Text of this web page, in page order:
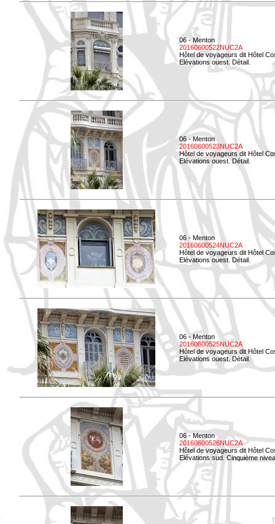
06 - Menton
20160600522NUC2A
Hôtel de voyageurs dit Hôtel
Elévations ouest. Détail.
06 - Menton
20160600523NUC2A
Hôtel de voyageurs dit Hôtel
Elévations ouest. Détail.
06 - Menton
20160600524NUC2A
Hôtel de voyageurs dit Hôtel
Elévations ouest. Détail.
06 - Menton
20160600525NUC2A
Hôtel de voyageurs dit Hôtel
Elévations ouest. Détail.
06 - Menton
20160600526NUC2A
Hôtel de voyageurs dit Hôtel
Elévations sud. Cinquième